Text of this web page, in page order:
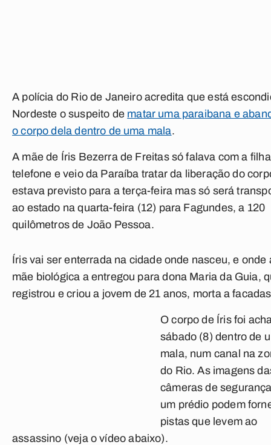
A polícia do Rio de Janeiro acredita que está
Nordeste o suspeito de matar uma paraibana e
o corpo dela dentro de uma mala.
A mãe de Íris Bezerra de Freitas só falava com a
telefone e veio da Paraíba tratar da liberação do
estava previsto para a terça-feira mas só será
ao estado na quarta-feira (12) para Fagundes, a 120
quilômetros de João Pessoa.
Íris vai ser enterrada na cidade onde nasceu, e onde
mãe biológica a entregou para dona Maria da Guia,
registrou e criou a jovem de 21 anos, morta a
O corpo de Íris foi
sábado (8) dentro de
mala, num canal na
do Rio. As imagens
câmeras de
um prédio podem
pistas que levem ao
assassino (veja o vídeo abaixo).